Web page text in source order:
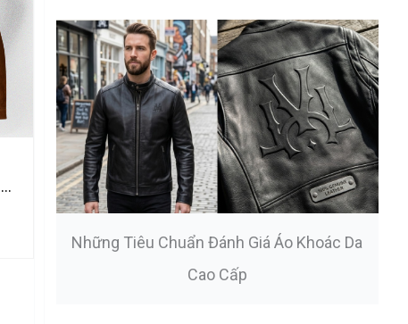
Những Tiêu Chuẩn Đánh Giá Áo Khoác Da
Cao Cấp